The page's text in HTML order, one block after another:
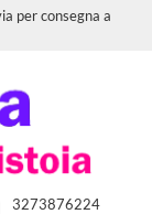
per consegna a
3273876224